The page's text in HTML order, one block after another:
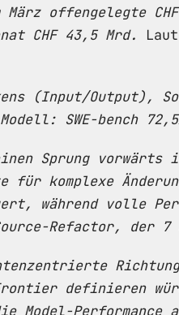
März offengelegte
CHF 43,5 Mrd.
(Input/Output),
SWE-bench
Sprung vorwärts
komplexe
während volle
Refactor, der
definieren
Model-